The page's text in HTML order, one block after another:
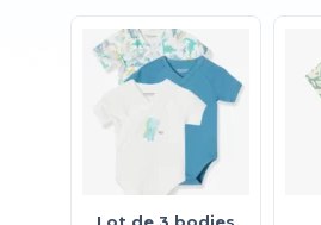
Lot de 3 bodies